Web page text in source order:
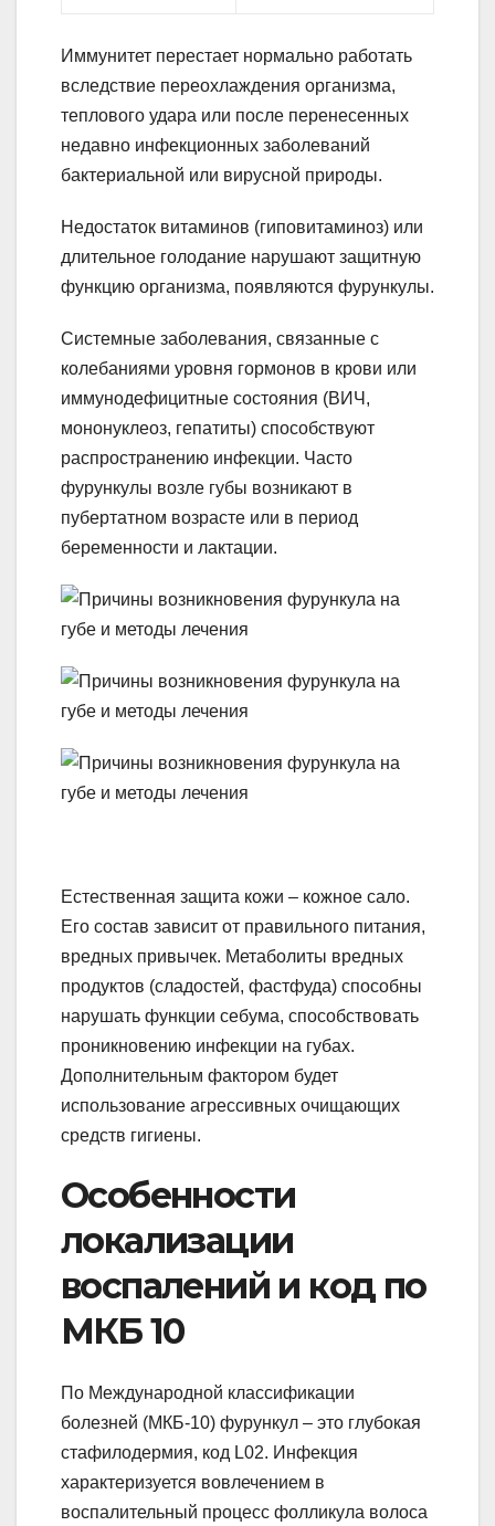
Иммунитет перестает нормально работать
вследствие переохлаждения организма,
теплового удара или после перенесенных
недавно инфекционных заболеваний
бактериальной или вирусной природы.
Недостаток витаминов (гиповитаминоз) или
длительное голодание нарушают защитную
функцию организма, появляются фурункулы.
Системные заболевания, связанные с
колебаниями уровня гормонов в крови или
иммунодефицитные состояния (ВИЧ,
мононуклеоз, гепатиты) способствуют
распространению инфекции. Часто
фурункулы возле губы возникают в
пубертатном возрасте или в период
беременности и лактации.
Естественная защита кожи – кожное сало.
Его состав зависит от правильного питания,
вредных привычек. Метаболиты вредных
продуктов (сладостей, фастфуда) способны
нарушать функции себума, способствовать
проникновению инфекции на губах.
Дополнительным фактором будет
использование агрессивных очищающих
средств гигиены.
Особенности
локализации
воспалений и код по
МКБ 10
По Международной классификации
болезней (МКБ-10) фурункул – это глубокая
стафилодермия, код L02. Инфекция
характеризуется вовлечением в
воспалительный процесс фолликула волоса